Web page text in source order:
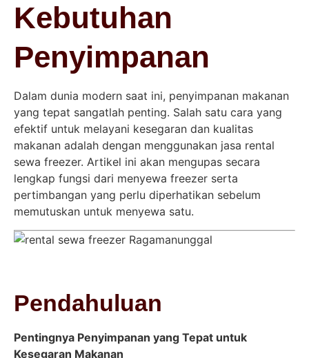
Kebutuhan
Penyimpanan
Dalam dunia modern saat ini, penyimpanan makanan
yang tepat sangatlah penting. Salah satu cara yang
efektif untuk melayani kesegaran dan kualitas
makanan adalah dengan menggunakan jasa rental
sewa freezer. Artikel ini akan mengupas secara
lengkap fungsi dari menyewa freezer serta
pertimbangan yang perlu diperhatikan sebelum
memutuskan untuk menyewa satu.
Pendahuluan
Pentingnya Penyimpanan yang Tepat untuk
Kesegaran Makanan